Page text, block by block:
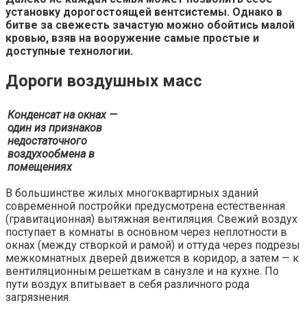
установку дорогостоящей вентсистемы. Однако в
битве за свежесть зачастую можно обойтись малой
кровью, взяв на вооружение самые простые и
доступные технологии.
Дороги воздушных масс
Конденсат на окнах —
один из признаков
недостаточного
воздухообмена в
помещениях
В большинстве жилых многоквартирных зданий
современной постройки предусмотрена естественная
(гравитационная) вытяжная вентиляция. Свежий воздух
поступает в комнаты в основном через неплотности в
окнах (между створкой и рамой) и оттуда через подрезы
межкомнатных дверей движется в коридор, а затем — к
вентиляционным решеткам в санузле и на кухне. По
пути воздух впитывает в себя различного рода
загрязнения.